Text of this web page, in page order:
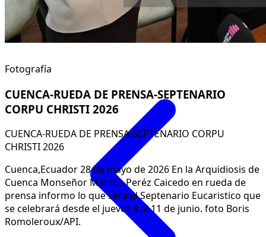
Fotografía
CUENCA-RUEDA DE PRENSA-SEPTENARIO
CORPU CHRISTI 2026
CUENCA-RUEDA DE PRENSA-SEPTENARIO CORPU
CHRISTI 2026
Cuenca,Ecuador 28 de mayo de 2026 En la Arquidiosis de
Cuenca Monseñor Marcos Peréz Caicedo en rueda de
prensa informo lo que sera el Septenario Eucaristico que
se celebrará desde el jueves 4 al 11 de junio. foto Boris
Romoleroux/API.